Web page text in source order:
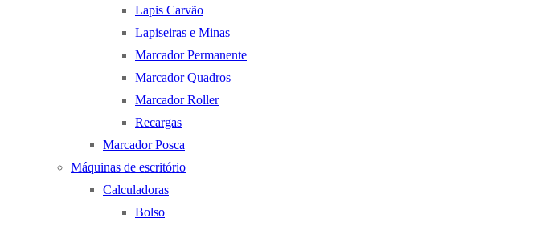
Lapis Carvão
Lapiseiras e Minas
Marcador Permanente
Marcador Quadros
Marcador Roller
Recargas
Marcador Posca
Máquinas de escritório
Calculadoras
Bolso